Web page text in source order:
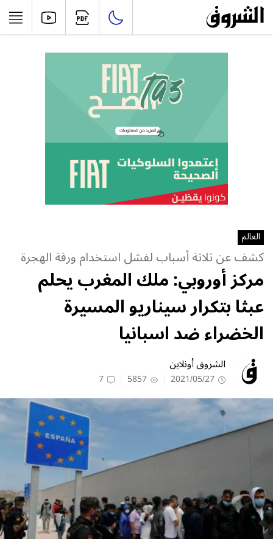
العالم
كشف عن ثلاثة أسباب لفشل استخدام ورقة الهجرة
مركز أوروبي: ملك المغرب يحلم
عبثا بتكرار سيناريو المسيرة
الخضراء ضد اسبانيا
الشروق أونلاين
2021/05/27
5857
7